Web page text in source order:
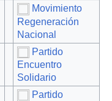
Movimiento
Regeneración
Nacional
Partido
Encuentro
Solidario
Partido